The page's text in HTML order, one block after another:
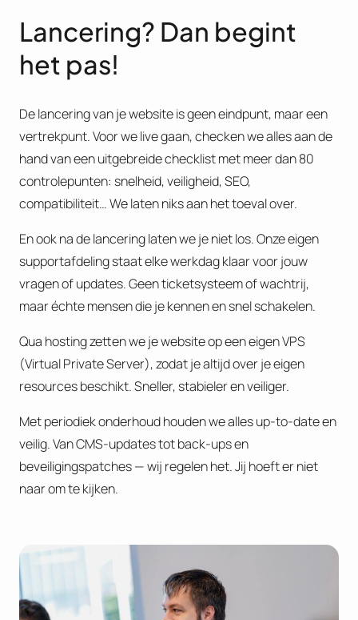
Lancering? Dan begint
het pas!
De lancering van je website is geen eindpunt, maar een
vertrekpunt. Voor we live gaan, checken we alles aan de
hand van een uitgebreide checklist met meer dan 80
controlepunten: snelheid, veiligheid, SEO,
compatibiliteit… We laten niks aan het toeval over.
En ook na de lancering laten we je niet los. Onze eigen
supportafdeling staat elke werkdag klaar voor jouw
vragen of updates. Geen ticketsysteem of wachtrij,
maar échte mensen die je kennen en snel schakelen.
Qua hosting zetten we je website op een eigen VPS
(Virtual Private Server), zodat je altijd over je eigen
resources beschikt. Sneller, stabieler en veiliger.
Met periodiek onderhoud houden we alles up-to-date en
veilig. Van CMS-updates tot back-ups en
beveiligingspatches — wij regelen het. Jij hoeft er niet
naar om te kijken.